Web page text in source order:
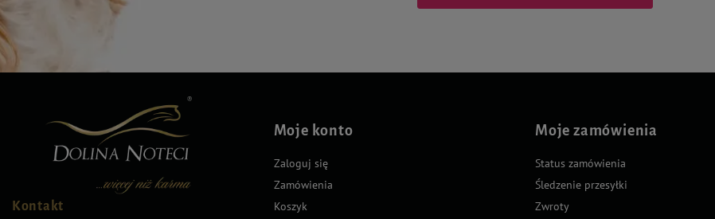
Kontakt
Moje konto
Zaloguj się
Zamówienia
Koszyk
Moje zamówienia
Status zamówienia
Śledzenie przesyłki
Zwroty